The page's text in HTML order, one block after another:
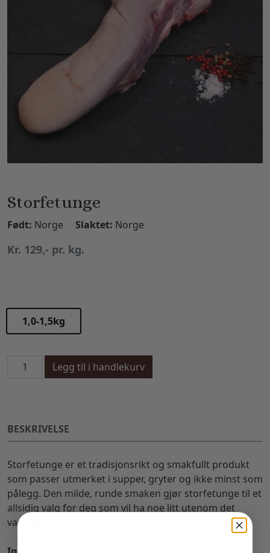
Storfetunge
Født: Norge Slaktet: Norge
Kr. 129,- pr. kg.
1,0-1,5kg
Storfetunge antallLegg til i handlekurv
BESKRIVELSE
Storfetunge er et tradisjonsrikt og smakfullt produkt
som passer utmerket i supper, gryter og ikke minst som
pålegg. Den milde, runde smaken gjør storfetunge til et
allsidig valg for deg som vil ha noe litt utenom det
vanlige.